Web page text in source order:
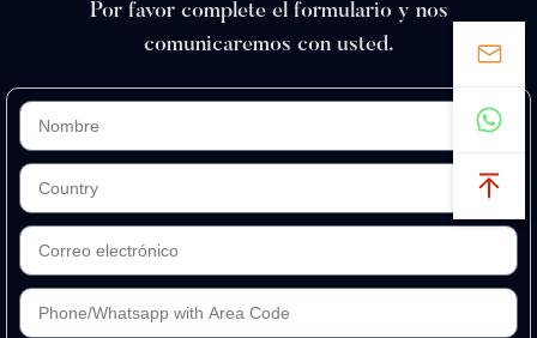
Por favor complete el formulario y nos
comunicaremos con usted.